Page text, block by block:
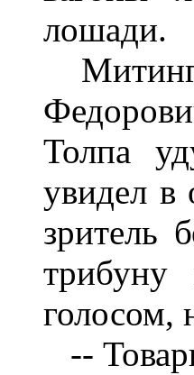
лошади.
Митинг
Толпа
увидел в
зритель
голосом,
--